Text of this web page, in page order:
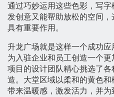
通过巧妙运用这些色彩，写
发创意又能帮助放松的空间
具有重要作用。
升龙广场就是这样一个成功
为入驻企业和员工创造一个
项目的设计团队精心挑选了
造。大堂区域以柔和的黄色
带来温暖感，激发活力，并